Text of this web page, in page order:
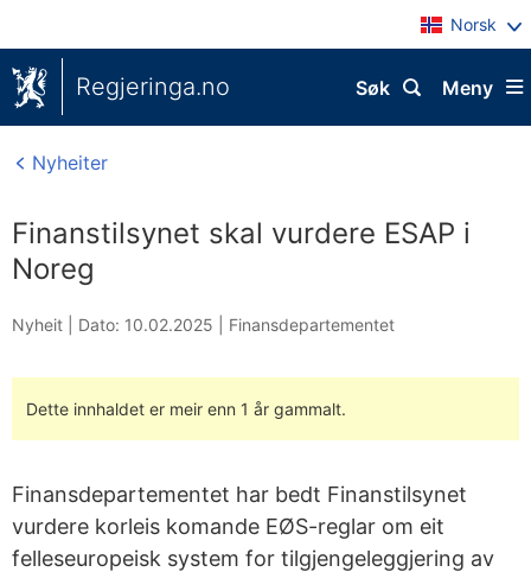
Norsk
Regjeringa.no Meny
Søk
Nyheiter
Finanstilsynet skal vurdere ESAP i
Noreg
Nyheit | Dato: 10.02.2025 Finansdepartementet
Dette innhaldet er meir enn 1 år gammalt.
Finansdepartementet har bedt Finanstilsynet
vurdere korleis komande EØS-reglar om eit
felleseuropeisk system for tilgjengeleggjering av